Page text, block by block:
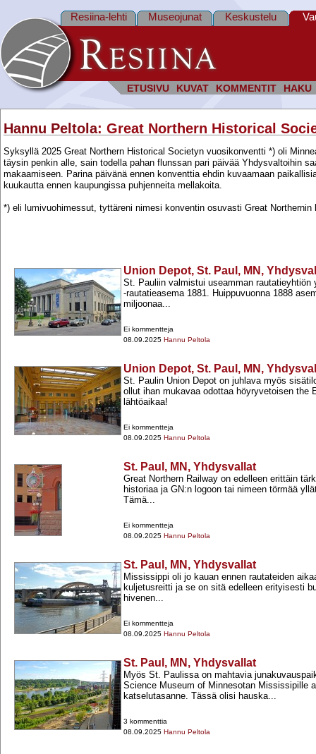
ETUSIVU KUVAT KOMMENTIT HAKU
Resiina-lehti Museojunat Keskustelu
Hannu Peltola: Great Northern Historical
Syksyllä 2025 Great Northern Historical Societyn vuosikonventti *) oli
täysin penkin alle, sain todella pahan flunssan pari päivää Yhdysvaltoihin
makaamiseen. Parina päivänä ennen konventtia ehdin kuvaamaan
kuukautta ennen kaupungissa puhjenneita mellakoita.
*) eli lumivuohimessut, tyttäreni nimesi konventin osuvasti Great Northernin
Union Depot, St. Paul, MN,
St. Pauliin valmistui useamman rautatieyhtiön
-​rautatieasema 1881. Huippuvuonna 1888
miljoonaa...
Ei kommentteja
08.09.2025 Hannu Peltola
Union Depot, St. Paul, MN,
St. Paulin Union Depot on juhlava myös
ollut ihan mukavaa odottaa höyryvetoisen the
lähtöaikaa!
Ei kommentteja
08.09.2025 Hannu Peltola
St. Paul, MN, Yhdysvallat
Great Northern Railway on edelleen erittäin
historiaa ja GN:n logoon tai nimeen törmää
Tämä...
Ei kommentteja
08.09.2025 Hannu Peltola
St. Paul, MN, Yhdysvallat
Mississippi oli jo kauan ennen rautateiden
kuljetusreitti ja se on sitä edelleen erityisesti
hivenen...
Ei kommentteja
08.09.2025 Hannu Peltola
St. Paul, MN, Yhdysvallat
Myös St. Paulissa on mahtavia
Science Museum of Minnesotan Mississipille
katselutasanne. Tässä olisi hauska...
3 kommenttia
08.09.2025 Hannu Peltola